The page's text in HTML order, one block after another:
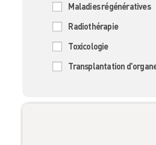
Maladies régénératives
Radiothérapie
Toxicologie
Transplantation